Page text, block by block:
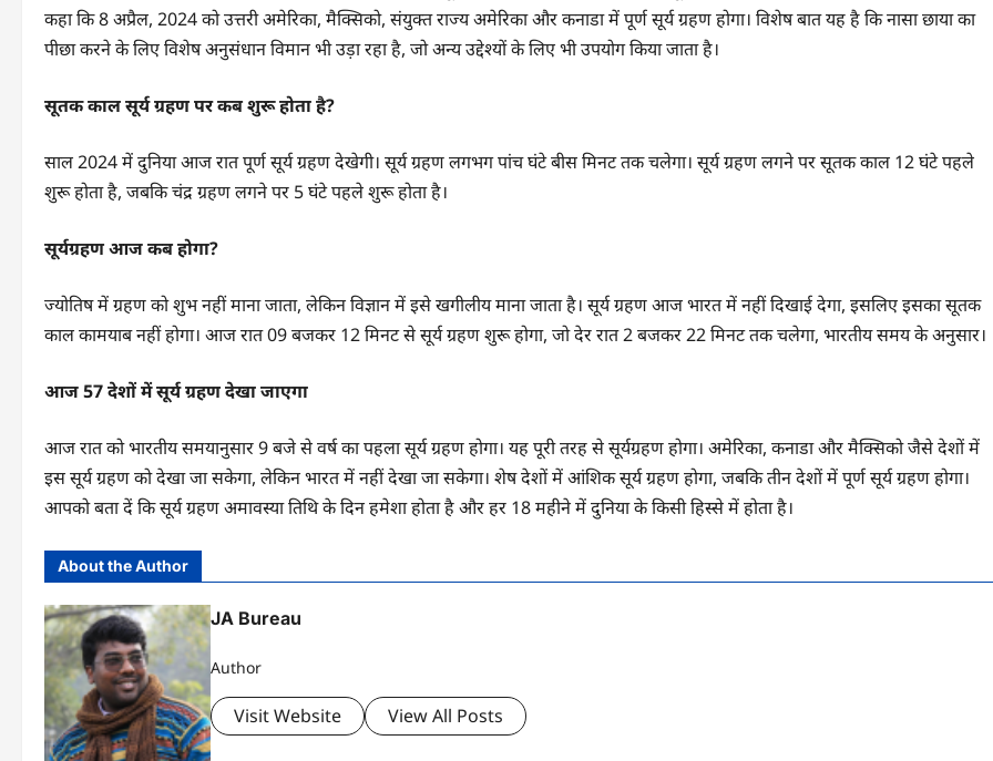
कहा कि 8 अप्रैल, 2024 को उत्तरी अमेरिका, मैक्सिको, संयुक्त राज्य अमेरिका और कनाडा में पूर्ण सूर्य ग्रहण होगा। विशेष बात यह है कि नासा छाया का
पीछा करने के लिए विशेष अनुसंधान विमान भी उड़ा रहा है, जो अन्य उद्देश्यों के लिए भी उपयोग किया जाता है।
सूतक काल सूर्य ग्रहण पर कब शुरू होता है?
साल 2024 में दुनिया आज रात पूर्ण सूर्य ग्रहण देखेगी। सूर्य ग्रहण लगभग पांच घंटे बीस मिनट तक चलेगा। सूर्य ग्रहण लगने पर सूतक काल 12 घंटे पहले
शुरू होता है, जबकि चंद्र ग्रहण लगने पर 5 घंटे पहले शुरू होता है।
सूर्यग्रहण आज कब होगा?
ज्योतिष में ग्रहण को शुभ नहीं माना जाता, लेकिन विज्ञान में इसे खगीलीय माना जाता है। सूर्य ग्रहण आज भारत में नहीं दिखाई देगा, इसलिए इसका सूतक
काल कामयाब नहीं होगा। आज रात 09 बजकर 12 मिनट से सूर्य ग्रहण शुरू होगा, जो देर रात 2 बजकर 22 मिनट तक चलेगा, भारतीय समय के अनुसार।
आज 57 देशों में सूर्य ग्रहण देखा जाएगा
आज रात को भारतीय समयानुसार 9 बजे से वर्ष का पहला सूर्य ग्रहण होगा। यह पूरी तरह से सूर्यग्रहण होगा। अमेरिका, कनाडा और मैक्सिको जैसे देशों में
इस सूर्य ग्रहण को देखा जा सकेगा, लेकिन भारत में नहीं देखा जा सकेगा। शेष देशों में आंशिक सूर्य ग्रहण होगा, जबकि तीन देशों में पूर्ण सूर्य ग्रहण होगा।
आपको बता दें कि सूर्य ग्रहण अमावस्या तिथि के दिन हमेशा होता है और हर 18 महीने में दुनिया के किसी हिस्से में होता है।
About the Author
JA Bureau
Author
Visit Website View All Posts